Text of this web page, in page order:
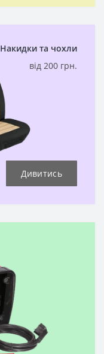
Накидки та чохли
від 200 грн.
Дивитись